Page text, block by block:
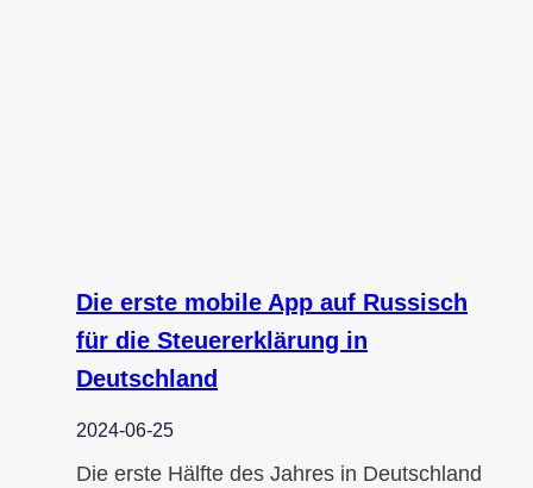
Die erste mobile App auf Russisch
für die Steuererklärung in
Deutschland
2024-06-25
Die erste Hälfte des Jahres in Deutschland